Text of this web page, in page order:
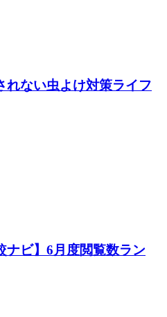
ない虫よけ対策ライフ
ナビ】6月度閲覧数ラン